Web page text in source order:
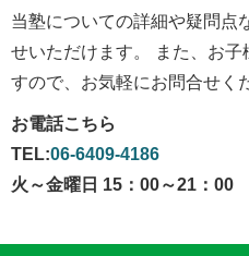
当塾についての詳細や疑問点
せいただけます。 また、お子
すので、お気軽にお問合せく
お電話こちら
TEL:06-6409-4186
火～金曜日 15：00～21：00